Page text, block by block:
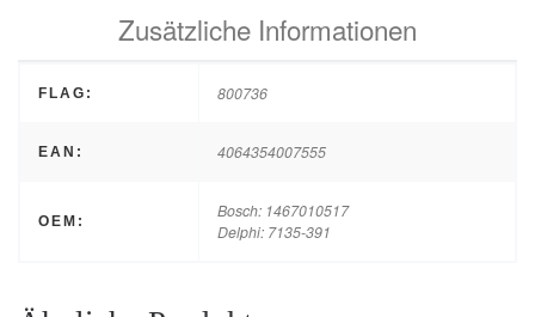
Zusätzliche Informationen
FLAG: 800736
EAN: 4064354007555
OEM:
Bosch: 1467010517
Delphi: 7135-391